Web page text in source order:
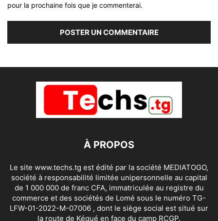
pour la prochaine fois que je commenterai.
À PROPOS
Le site www.techs.tg est édité par la société MEDIATOGO,
société à responsabilité limitée unipersonnelle au capital
de 1 000 000 de franc CFA, immatriculée au registre du
commerce et des sociétés de Lomé sous le numéro TG-
LFW-01-2022-M-07006 , dont le siège social est situé sur
la route de Kégué en face du camp RCGP.